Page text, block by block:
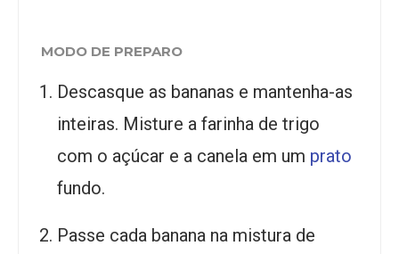
MODO DE PREPARO
Descasque as bananas e mantenha-as
inteiras. Misture a farinha de trigo
com o açúcar e a canela em um prato
fundo.
Passe cada banana na mistura de